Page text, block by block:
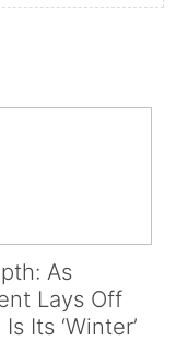
As
Lays Off
Its ‘Winter’